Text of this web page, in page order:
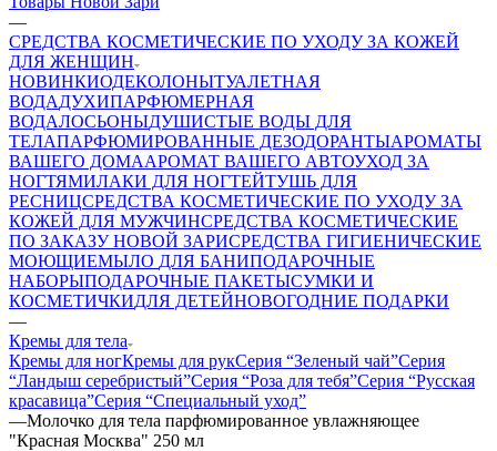
—
СРЕДСТВА КОСМЕТИЧЕСКИЕ ПО УХОДУ ЗА КОЖЕЙ
ДЛЯ ЖЕНЩИН
НОВИНКИОДЕКОЛОНЫТУАЛЕТНАЯ
ВОДАДУХИПАРФЮМЕРНАЯ
ВОДАЛОСЬОНЫДУШИСТЫЕ ВОДЫ ДЛЯ
ТЕЛАПАРФЮМИРОВАННЫЕ ДЕЗОДОРАНТЫАРОМАТЫ
ВАШЕГО ДОМААРОМАТ ВАШЕГО АВТОУХОД ЗА
НОГТЯМИЛАКИ ДЛЯ НОГТЕЙТУШЬ ДЛЯ
РЕСНИЦСРЕДСТВА КОСМЕТИЧЕСКИЕ ПО УХОДУ ЗА
КОЖЕЙ ДЛЯ МУЖЧИНСРЕДСТВА КОСМЕТИЧЕСКИЕ
ПО ЗАКАЗУ НОВОЙ ЗАРИСРЕДСТВА ГИГИЕНИЧЕСКИЕ
МОЮЩИЕМЫЛО ДЛЯ БАНИПОДАРОЧНЫЕ
НАБОРЫПОДАРОЧНЫЕ ПАКЕТЫСУМКИ И
КОСМЕТИЧКИДЛЯ ДЕТЕЙНОВОГОДНИЕ ПОДАРКИ
—
Кремы для тела
Кремы для ногКремы для рукСерия “Зеленый чай”Серия
“Ландыш серебристый”Серия “Роза для тебя”Серия “Русская
красавица”Серия “Специальный уход”
—Молочко для тела парфюмированное увлажняющее
"Красная Москва" 250 мл